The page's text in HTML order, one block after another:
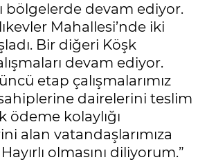
bölgelerde devam ediyor.
Mahallesi’nde iki
Bir diğeri Köşk
devam ediyor.
etap çalışmalarımız
dairelerini teslim
ödeme kolaylığı
alan vatandaşlarımıza
olmasını diliyorum.”